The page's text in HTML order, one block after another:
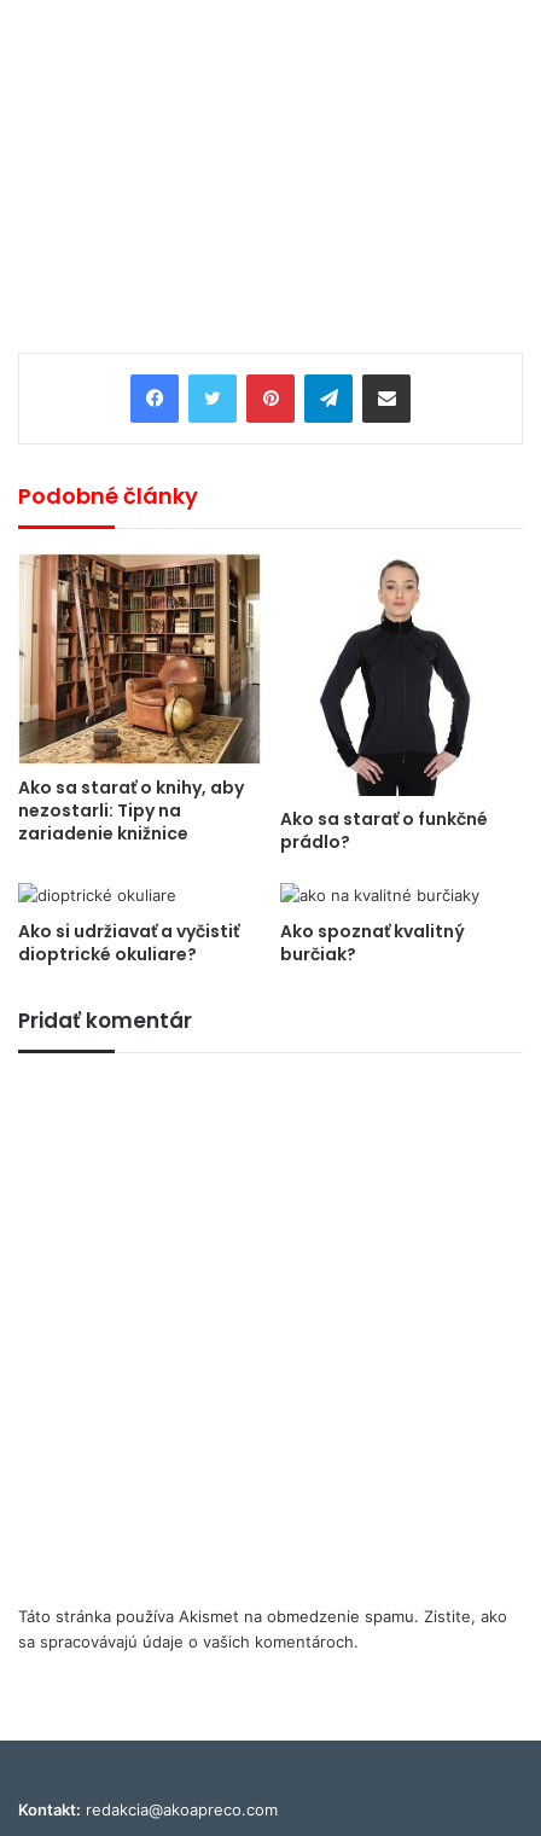
PinterestTelegramShare via Email
Podobné články
Ako sa starať o knihy, aby
nezostarli: Tipy na
zariadenie knižnice
Ako sa starať o funkčné
prádlo?
Ako si udržiavať a vyčistiť
dioptrické okuliare?
Ako spoznať kvalitný
burčiak?
Pridať komentár
Táto stránka používa Akismet na obmedzenie spamu. Zistite, ako
sa spracovávajú údaje o vašich komentároch.
Kontakt: redakcia@akoapreco.com